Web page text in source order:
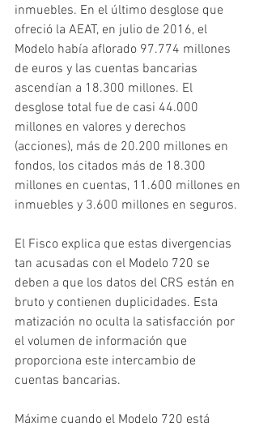
inmuebles. En el último desglose que
ofreció la AEAT, en julio de 2016, el
Modelo había aflorado 97.774 millones
de euros y las cuentas bancarias
ascendían a 18.300 millones. El
desglose total fue de casi 44.000
millones en valores y derechos
(acciones), más de 20.200 millones en
fondos, los citados más de 18.300
millones en cuentas, 11.600 millones en
inmuebles y 3.600 millones en seguros.
El Fisco explica que estas divergencias
tan acusadas con el Modelo 720 se
deben a que los datos del CRS están en
bruto y contienen duplicidades. Esta
matización no oculta la satisfacción por
el volumen de información que
proporciona este intercambio de
cuentas bancarias.
Máxime cuando el Modelo 720 está